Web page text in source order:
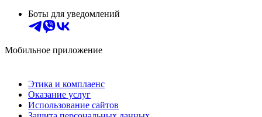
Боты для уведомлений
Мобильное приложение
Этика и комплаенс
Оказание услуг
Использование сайтов